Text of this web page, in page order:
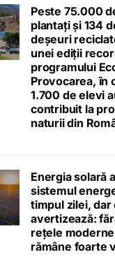
Peste 75.000
plantați și 134
deșeuri
unei ediții
programului
Provocarea, în
1.700 de elevi
contribuit la
naturii din
Energia solară
sistemul
timpul zilei,
avertizează:
rețele
rămâne foarte